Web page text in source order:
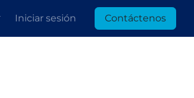
Iniciar sesión Contáctenos